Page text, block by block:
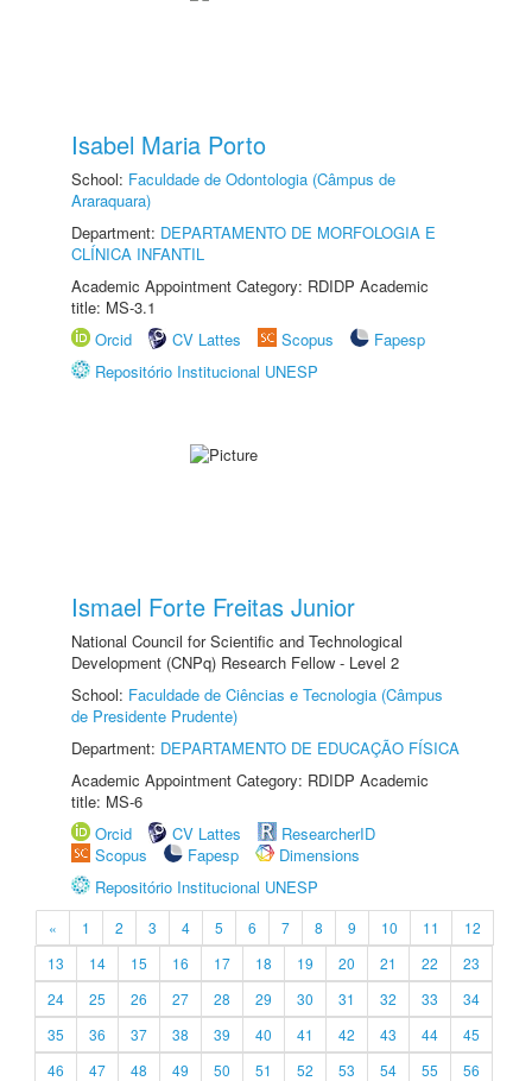
Isabel Maria Porto
School: Faculdade de Odontologia (Câmpus de
Araraquara)
Department: DEPARTAMENTO DE MORFOLOGIA E
CLÍNICA INFANTIL
Academic Appointment Category: RDIDP Academic
title: MS-3.1
Orcid
CV Lattes Scopus
Fapesp
Repositório Institucional UNESP
Ismael Forte Freitas Junior
National Council for Scientific and Technological
Development (CNPq) Research Fellow - Level 2
School: Faculdade de Ciências e Tecnologia (Câmpus
de Presidente Prudente)
Department: DEPARTAMENTO DE EDUCAÇÃO FÍSICA
Academic Appointment Category: RDIDP Academic
title: MS-6
Orcid
CV Lattes
ResearcherID
Scopus
Fapesp
Dimensions
Repositório Institucional UNESP
« 1 2 3 4 5 6 7 8 9 10 11
12
13
14 15 16 17 18 19 20 21 22
23
24
25 26 27 28 29 30 31 32 33
34
35
36 37 38 39 40 41 42 43 44
45
46
47 48 49 50 51 52 53 54 55
56